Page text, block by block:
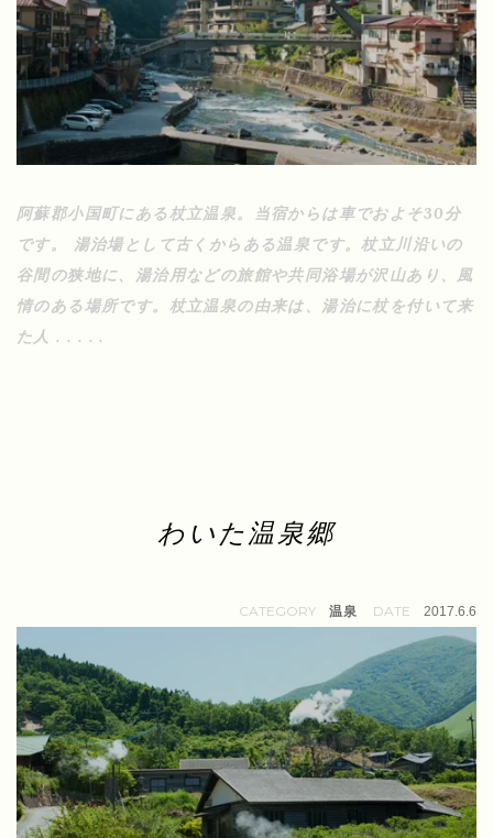
阿蘇郡小国町にある杖立温泉。当宿からは車でおよそ30分
です。 湯治場として古くからある温泉です。杖立川沿いの
谷間の狭地に、湯治用などの旅館や共同浴場が沢山あり、風
情のある場所です。杖立温泉の由来は、湯治に杖を付いて来
た人 . . . . .
わいた温泉郷
温泉 2017.6.6